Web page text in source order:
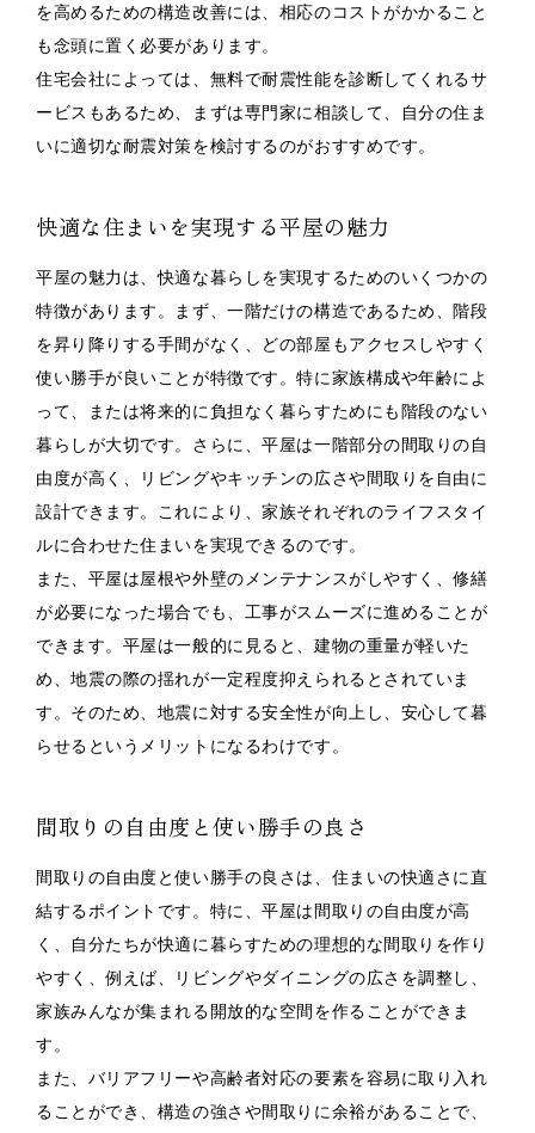
を高めるための構造改善には、相応のコストがかかること
も念頭に置く必要があります。
住宅会社によっては、無料で耐震性能を診断してくれるサ
ービスもあるため、まずは専門家に相談して、自分の住ま
いに適切な耐震対策を検討するのがおすすめです。
快適な住まいを実現する平屋の魅力
平屋の魅力は、快適な暮らしを実現するためのいくつかの
特徴があります。まず、一階だけの構造であるため、階段
を昇り降りする手間がなく、どの部屋もアクセスしやすく
使い勝手が良いことが特徴です。特に家族構成や年齢によ
って、または将来的に負担なく暮らすためにも階段のない
暮らしが大切です。さらに、平屋は一階部分の間取りの自
由度が高く、リビングやキッチンの広さや間取りを自由に
設計できます。これにより、家族それぞれのライフスタイ
ルに合わせた住まいを実現できるのです。
また、平屋は屋根や外壁のメンテナンスがしやすく、修繕
が必要になった場合でも、工事がスムーズに進めることが
できます。平屋は一般的に見ると、建物の重量が軽いた
め、地震の際の揺れが一定程度抑えられるとされていま
す。そのため、地震に対する安全性が向上し、安心して暮
らせるというメリットになるわけです。
間取りの自由度と使い勝手の良さ
間取りの自由度と使い勝手の良さは、住まいの快適さに直
結するポイントです。特に、平屋は間取りの自由度が高
く、自分たちが快適に暮らすための理想的な間取りを作り
やすく、例えば、リビングやダイニングの広さを調整し、
家族みんなが集まれる開放的な空間を作ることができま
す。
また、バリアフリーや高齢者対応の要素を容易に取り入れ
ることができ、構造の強さや間取りに余裕があることで、